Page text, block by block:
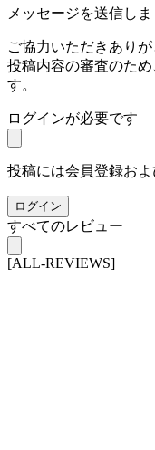
メッセージを送信しま
ご協力いただきありが
投稿内容の審査のた
す。
ログインが必要です
投稿には会員登録お
ログイン
すべてのレビュー
[ALL-REVIEWS]